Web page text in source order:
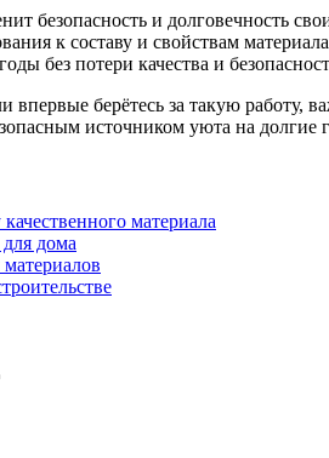
безопасность и долговечность
к составу и свойствам
без потери качества и
берётесь за такую работу,
источником уюта на долгие
материала
дома